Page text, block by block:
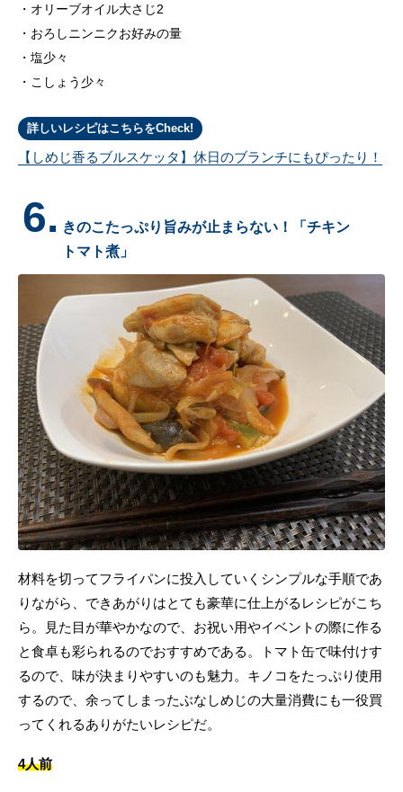
オリーブオイル大さじ2
おろしニンニクお好みの量
塩少々
こしょう少々
詳しいレシピはこちらをCheck!
【しめじ香るブルスケッタ】休日のブランチにもぴったり！
6. きのこたっぷり旨みが止まらない！「チキン
トマト煮」
材料を切ってフライパンに投入していくシンプルな手順であ
りながら、できあがりはとても豪華に仕上がるレシピがこち
ら。見た目が華やかなので、お祝い用やイベントの際に作る
と食卓も彩られるのでおすすめである。トマト缶で味付けす
るので、味が決まりやすいのも魅力。キノコをたっぷり使用
するので、余ってしまったぶなしめじの大量消費にも一役買
ってくれるありがたいレシピだ。
4人前